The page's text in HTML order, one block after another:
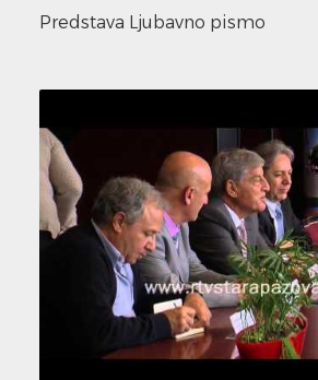
Predstava Ljubavno pismo